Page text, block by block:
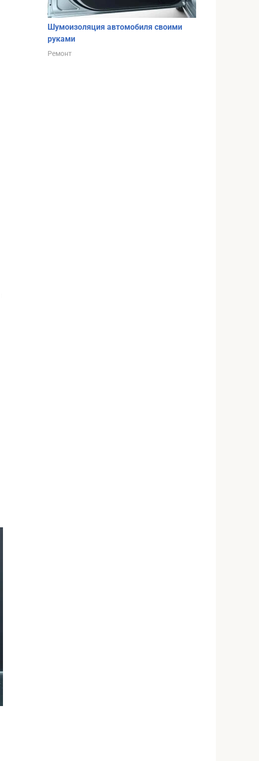
Шумоизоляция автомобиля своими
руками
Ремонт